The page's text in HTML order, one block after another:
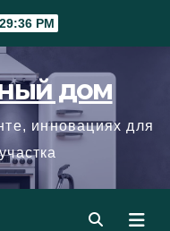
PM
дом
инновациях для